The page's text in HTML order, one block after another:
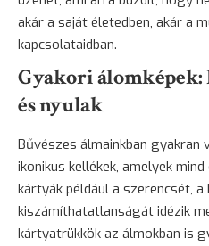
akár a saját életedben, akár a
kapcsolataidban.
Gyakori
és nyulak
Bűvészes álmainkban gyakran
ikonikus kellékek, amelyek
kártyák például a szerencsét,
kiszámíthatatlanságát idézik
kártyatrükkök az álmokban is